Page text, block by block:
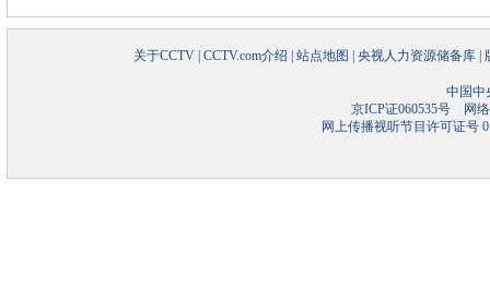
关于CCTV CCTV.com介绍 站点地图 央视人力资源储备库
中国中
京ICP证060535号网络
网上传播视听节目许可证号